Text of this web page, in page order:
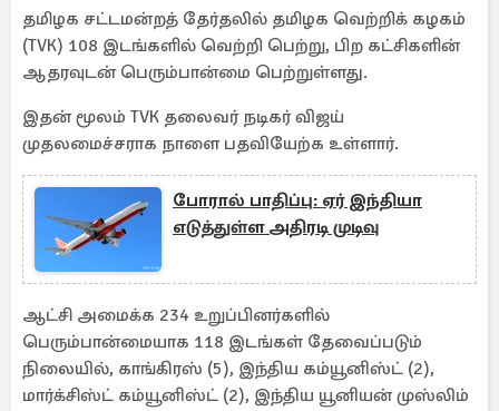
தமிழக சட்டமன்றத் தேர்தலில் தமிழக வெற்றிக் கழகம்
(TVK) 108 இடங்களில் வெற்றி பெற்று, பிற கட்சிகளின்
ஆதரவுடன் பெரும்பான்மை பெற்றுள்ளது.
இதன் மூலம் TVK தலைவர் நடிகர் விஜய்
முதலமைச்சராக நாளை பதவியேற்க உள்ளார்.
போரால் பாதிப்பு: ஏர் இந்தியா
எடுத்துள்ள அதிரடி முடிவு
ஆட்சி அமைக்க 234 உறுப்பினர்களில்
பெரும்பான்மையாக 118 இடங்கள் தேவைப்படும்
நிலையில், காங்கிரஸ் (5), இந்திய கம்யூனிஸ்ட் (2),
மார்க்சிஸ்ட் கம்யூனிஸ்ட் (2), இந்திய யூனியன் முஸ்லிம்